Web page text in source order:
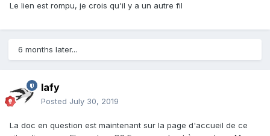
Le lien est rompu, je crois qu'il y a un autre fil
6 months later...
lafy
Posted July 30, 2019
La doc en question est maintenant sur la page d'accueil de ce